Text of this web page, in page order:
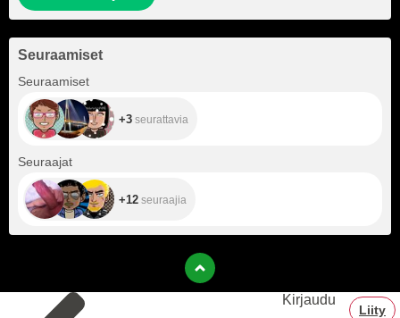
Seuraamiset
Seuraamiset
+3 seurattavia
Seuraajat
+12 seuraajia
Kirjaudu
Liity